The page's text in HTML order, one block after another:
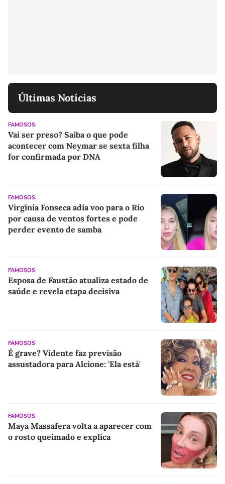
Últimas Notícias
FAMOSOS
Vai ser preso? Saiba o que pode
acontecer com Neymar se sexta filha
for confirmada por DNA
FAMOSOS
Virginia Fonseca adia voo para o Rio
por causa de ventos fortes e pode
perder evento de samba
FAMOSOS
Esposa de Faustão atualiza estado de
saúde e revela etapa decisiva
FAMOSOS
É grave? Vidente faz previsão
assustadora para Alcione: 'Ela está'
FAMOSOS
Maya Massafera volta a aparecer com
o rosto queimado e explica